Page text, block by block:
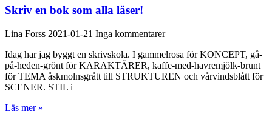
Skriv en bok som alla läser!
Lina Forss 2021-01-21 Inga kommentarer
Idag har jag byggt en skrivskola. I gammelrosa för KONCEPT, gå-
på-heden-grönt för KARAKTÄRER, kaffe-med-havremjölk-brunt
för TEMA åskmolnsgrått till STRUKTUREN och vårvindsblått för
SCENER. STIL i
Läs mer »